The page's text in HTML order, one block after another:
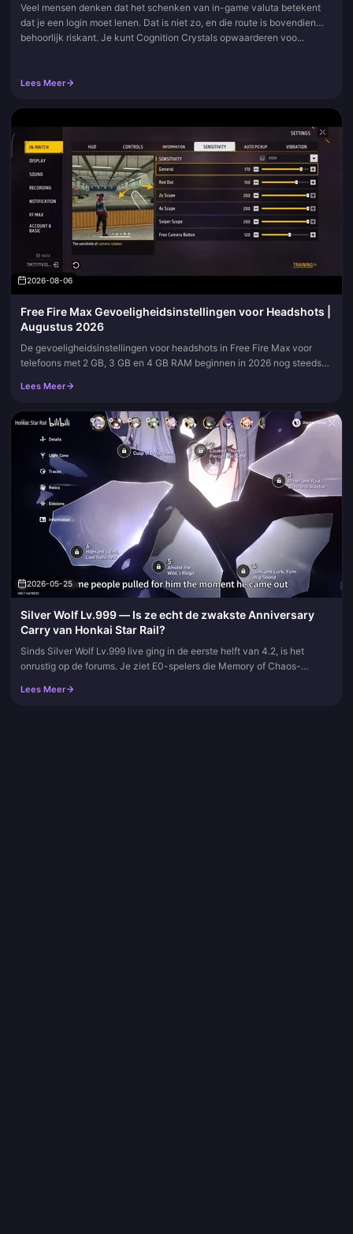
Veel mensen denken dat het schenken van in-game valuta betekent
dat je een login moet lenen. Dat is niet zo, en die route is bovendien
behoorlijk riskant. Je kunt Cognition Crystals opwaarderen voo...
Lees Meer
2026-08-06
Free Fire Max Gevoeligheidsinstellingen voor Headshots |
Augustus 2026
De gevoeligheidsinstellingen voor headshots in Free Fire Max voor
telefoons met 2 GB, 3 GB en 4 GB RAM beginnen in 2026 nog steeds
schaal van 0-200, Vloeiende graphics en een vuurknop die je kunt
bladwijzers. We vernieuwen de tabellen zodra OB-patches het
richtgevoel aanpassen.
Lees Meer
2026-05-25
Silver Wolf Lv.999 — Is ze echt de zwakste Anniversary
Carry van Honkai Star Rail?
Sinds Silver Wolf Lv.999 live ging in de eerste helft van 4.2, is het
onrustig op de forums. Je ziet E0-spelers die Memory of Chaos-
Lees Meer